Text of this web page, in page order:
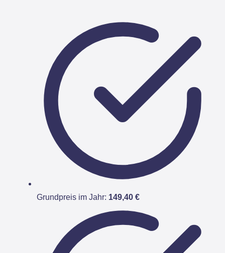
Grundpreis im Jahr: 149,40 €